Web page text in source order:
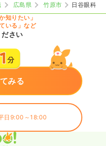
広島県 竹原市
日谷眼科
知りたい」
いる」など
さい
みる
日9:00～18:00